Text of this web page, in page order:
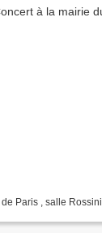
Paris , salle Rossini